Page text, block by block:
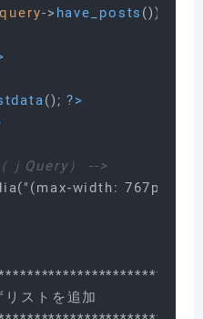
->have_posts ()):
(); ?>
ｊQuery） -->
width:
ストを追加